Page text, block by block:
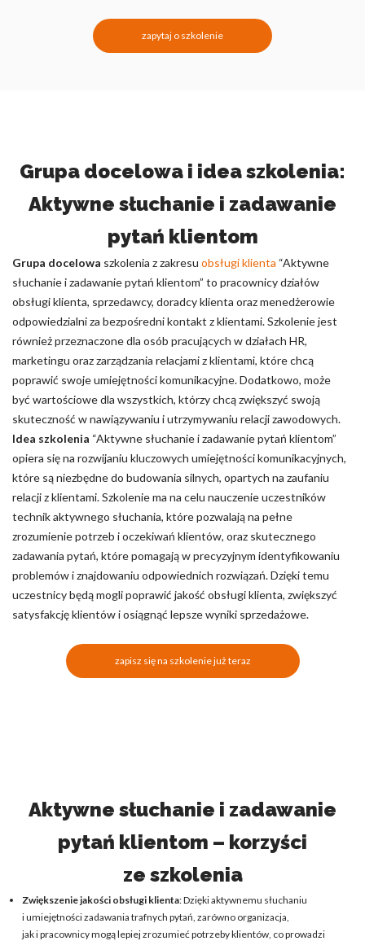
zapytaj o szkolenie
Grupa docelowa i idea szkolenia:
Aktywne słuchanie i zadawanie
pytań klientom
Grupa docelowa szkolenia z zakresu obsługi klienta “Aktywne
słuchanie i zadawanie pytań klientom” to pracownicy działów
obsługi klienta, sprzedawcy, doradcy klienta oraz menedżerowie
odpowiedzialni za bezpośredni kontakt z klientami. Szkolenie jest
również przeznaczone dla osób pracujących w działach HR,
marketingu oraz zarządzania relacjami z klientami, które chcą
poprawić swoje umiejętności komunikacyjne. Dodatkowo, może
być wartościowe dla wszystkich, którzy chcą zwiększyć swoją
skuteczność w nawiązywaniu i utrzymywaniu relacji zawodowych.
Idea szkolenia “Aktywne słuchanie i zadawanie pytań klientom”
opiera się na rozwijaniu kluczowych umiejętności komunikacyjnych,
które są niezbędne do budowania silnych, opartych na zaufaniu
relacji z klientami. Szkolenie ma na celu nauczenie uczestników
technik aktywnego słuchania, które pozwalają na pełne
zrozumienie potrzeb i oczekiwań klientów, oraz skutecznego
zadawania pytań, które pomagają w precyzyjnym identyfikowaniu
problemów i znajdowaniu odpowiednich rozwiązań. Dzięki temu
uczestnicy będą mogli poprawić jakość obsługi klienta, zwiększyć
satysfakcję klientów i osiągnąć lepsze wyniki sprzedażowe.
zapisz się na szkolenie już teraz
Aktywne słuchanie i zadawanie
pytań klientom – korzyści
ze szkolenia
Zwiększenie jakości obsługi klienta: Dzięki aktywnemu słuchaniu
i umiejętności zadawania trafnych pytań, zarówno organizacja,
jak i pracownicy mogą lepiej zrozumieć potrzeby klientów, co prowadzi